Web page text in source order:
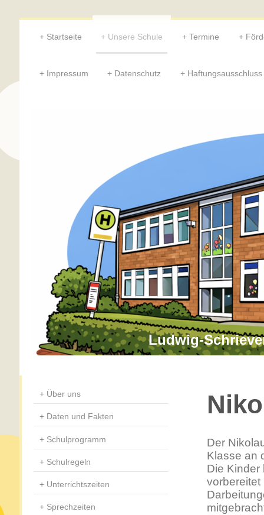
Startseite Unsere Schule Termine
Impressum Datenschutz Haftungsausschluss
Ludwig-
Der
Klasse an
Die Kinder
vorbereitet
Über uns
Daten und Fakten
Schulprogramm
Schulregeln
Unterrichtszeiten
Sprechzeiten